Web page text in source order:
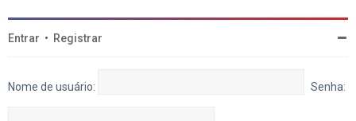
Entrar • Registrar
Nome de usuário: Senha: